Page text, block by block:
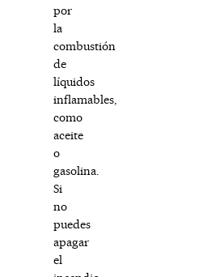
por
la
combustión
de
líquidos
inflamables,
como
aceite
o
gasolina.
Si
no
puedes
apagar
el